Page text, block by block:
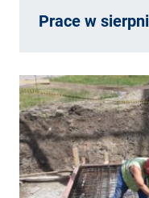
Prace w